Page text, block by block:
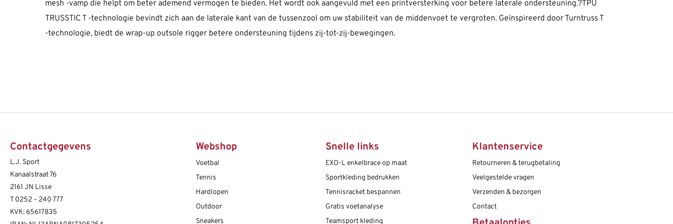
mesh -vamp die helpt om beter ademend vermogen te bieden. Het wordt ook aangevuld met een printversterking voor betere laterale ondersteuning.?TPU
TRUSSTIC T -technologie bevindt zich aan de laterale kant van de tussenzool om uw stabiliteit van de middenvoet te vergroten. Geïnspireerd door Turntruss T
-technologie, biedt de wrap-up outsole rigger betere ondersteuning tijdens zij-tot-zij-bewegingen.
Contactgegevens
L.J. Sport
Kanaalstraat 76
2161 JN Lisse
T0252 – 240 777
KVK: 65617835
Webshop
Voetbal
Tennis
Hardlopen
Outdoor
Sneakers
Snelle links
EXO-L enkelbrace op maat
Sportkleding bedrukken
Tennisracket bespannen
Gratis voetanalyse
Teamsport kleding
Klantenservice
Retourneren & terugbetaling
Veelgestelde vragen
Verzenden & bezorgen
Contact